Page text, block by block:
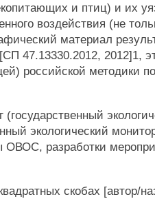
и птиц) и их
воздействия (не
материал
47.13330.2012, 2012]1,
российской методики
(государственный
экологический
ОВОС, разработки
скобах [автор/